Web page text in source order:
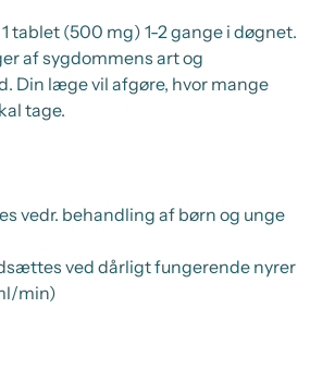
tablet (500 mg) 1-2 gange i døgnet.
af sygdommens art og
Din læge vil afgøre, hvor mange
tage.
vedr. behandling af børn og unge
ved dårligt fungerende nyrer
min)